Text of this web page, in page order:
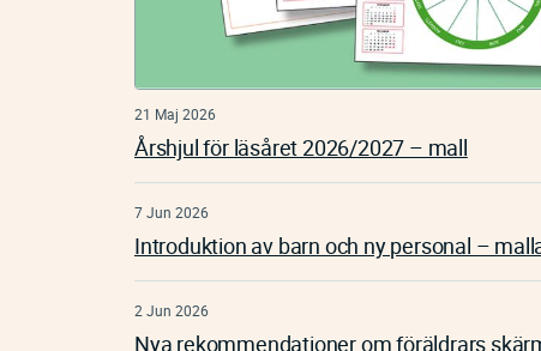
21 Maj 2026
Årshjul för läsåret 2026/2027 – mall
7 Jun 2026
Introduktion av barn och ny personal –
2 Jun 2026
Nya rekommendationer om föräldrars